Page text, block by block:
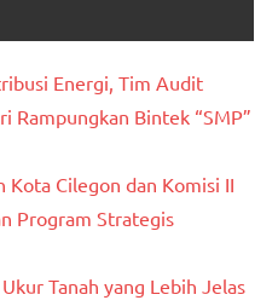
Energi, Tim Audit
Rampungkan Bintek “SMP”
Kota Cilegon dan Komisi II
Program Strategis
Tanah yang Lebih Jelas